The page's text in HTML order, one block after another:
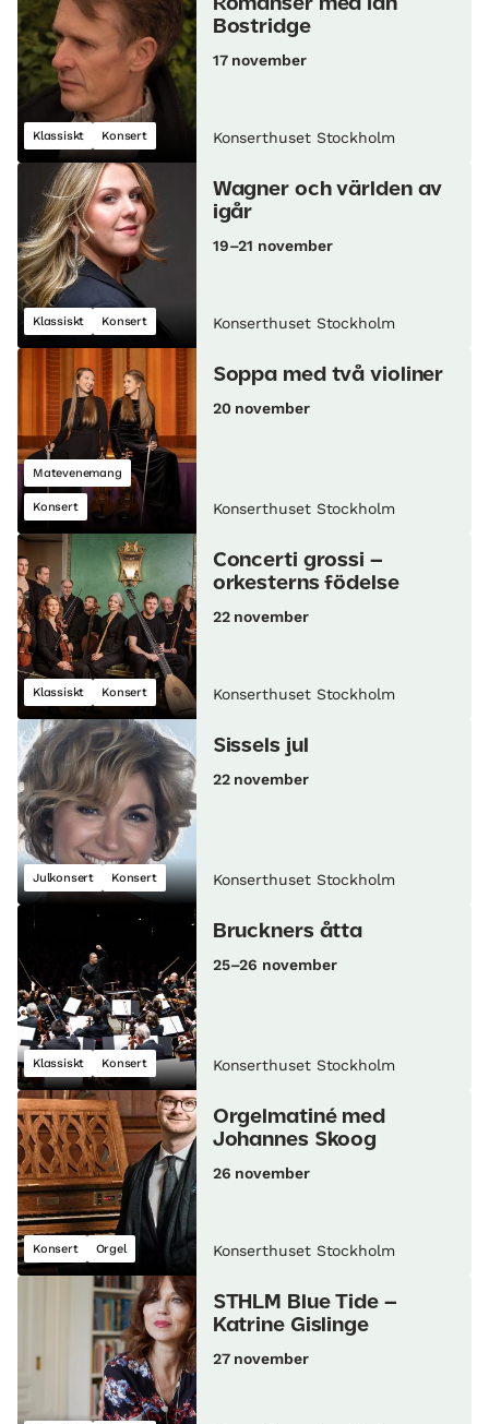
Klassiskt Konsert
Romanser med Ian
Bostridge
17 november
Konserthuset Stockholm
Klassiskt Konsert
Wagner och världen av
igår
19–21 november
Konserthuset Stockholm
Matevenemang
Konsert
Soppa med två violiner
20 november
Konserthuset Stockholm
Klassiskt Konsert
Concerti grossi –
orkesterns födelse
22 november
Konserthuset Stockholm
Julkonsert Konsert
Sissels jul
22 november
Konserthuset Stockholm
Klassiskt Konsert
Bruckners åtta
25–26 november
Konserthuset Stockholm
Konsert Orgel
Orgelmatiné med
Johannes Skoog
26 november
Konserthuset Stockholm
STHLM Blue Tide –
Katrine Gislinge
27 november